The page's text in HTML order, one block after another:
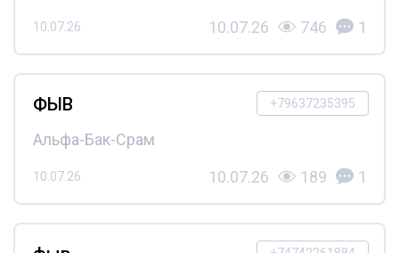
10.07.26 10.07.26 746 1
+79637235395
ФЫВ
Альфа-Бак-Срам
10.07.26 10.07.26 189 1